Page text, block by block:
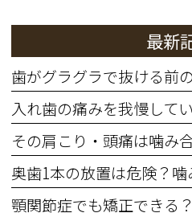
最新